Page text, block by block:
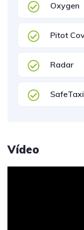
Oxygen
Pitot
Radar
SafeTaxi
Vídeo